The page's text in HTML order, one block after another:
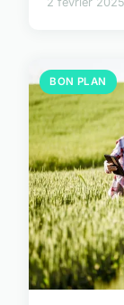
BON PLAN